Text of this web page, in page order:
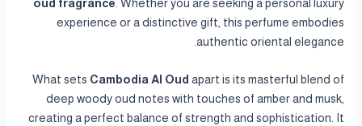
oud fragrance . Whether you are seeking a personal luxury
experience or a distinctive gift, this perfume embodies
authentic oriental elegance.
What sets Cambodia Al Oud apart is its masterful blend of
deep woody oud notes with touches of amber and musk,
creating a perfect balance of strength and sophistication. It